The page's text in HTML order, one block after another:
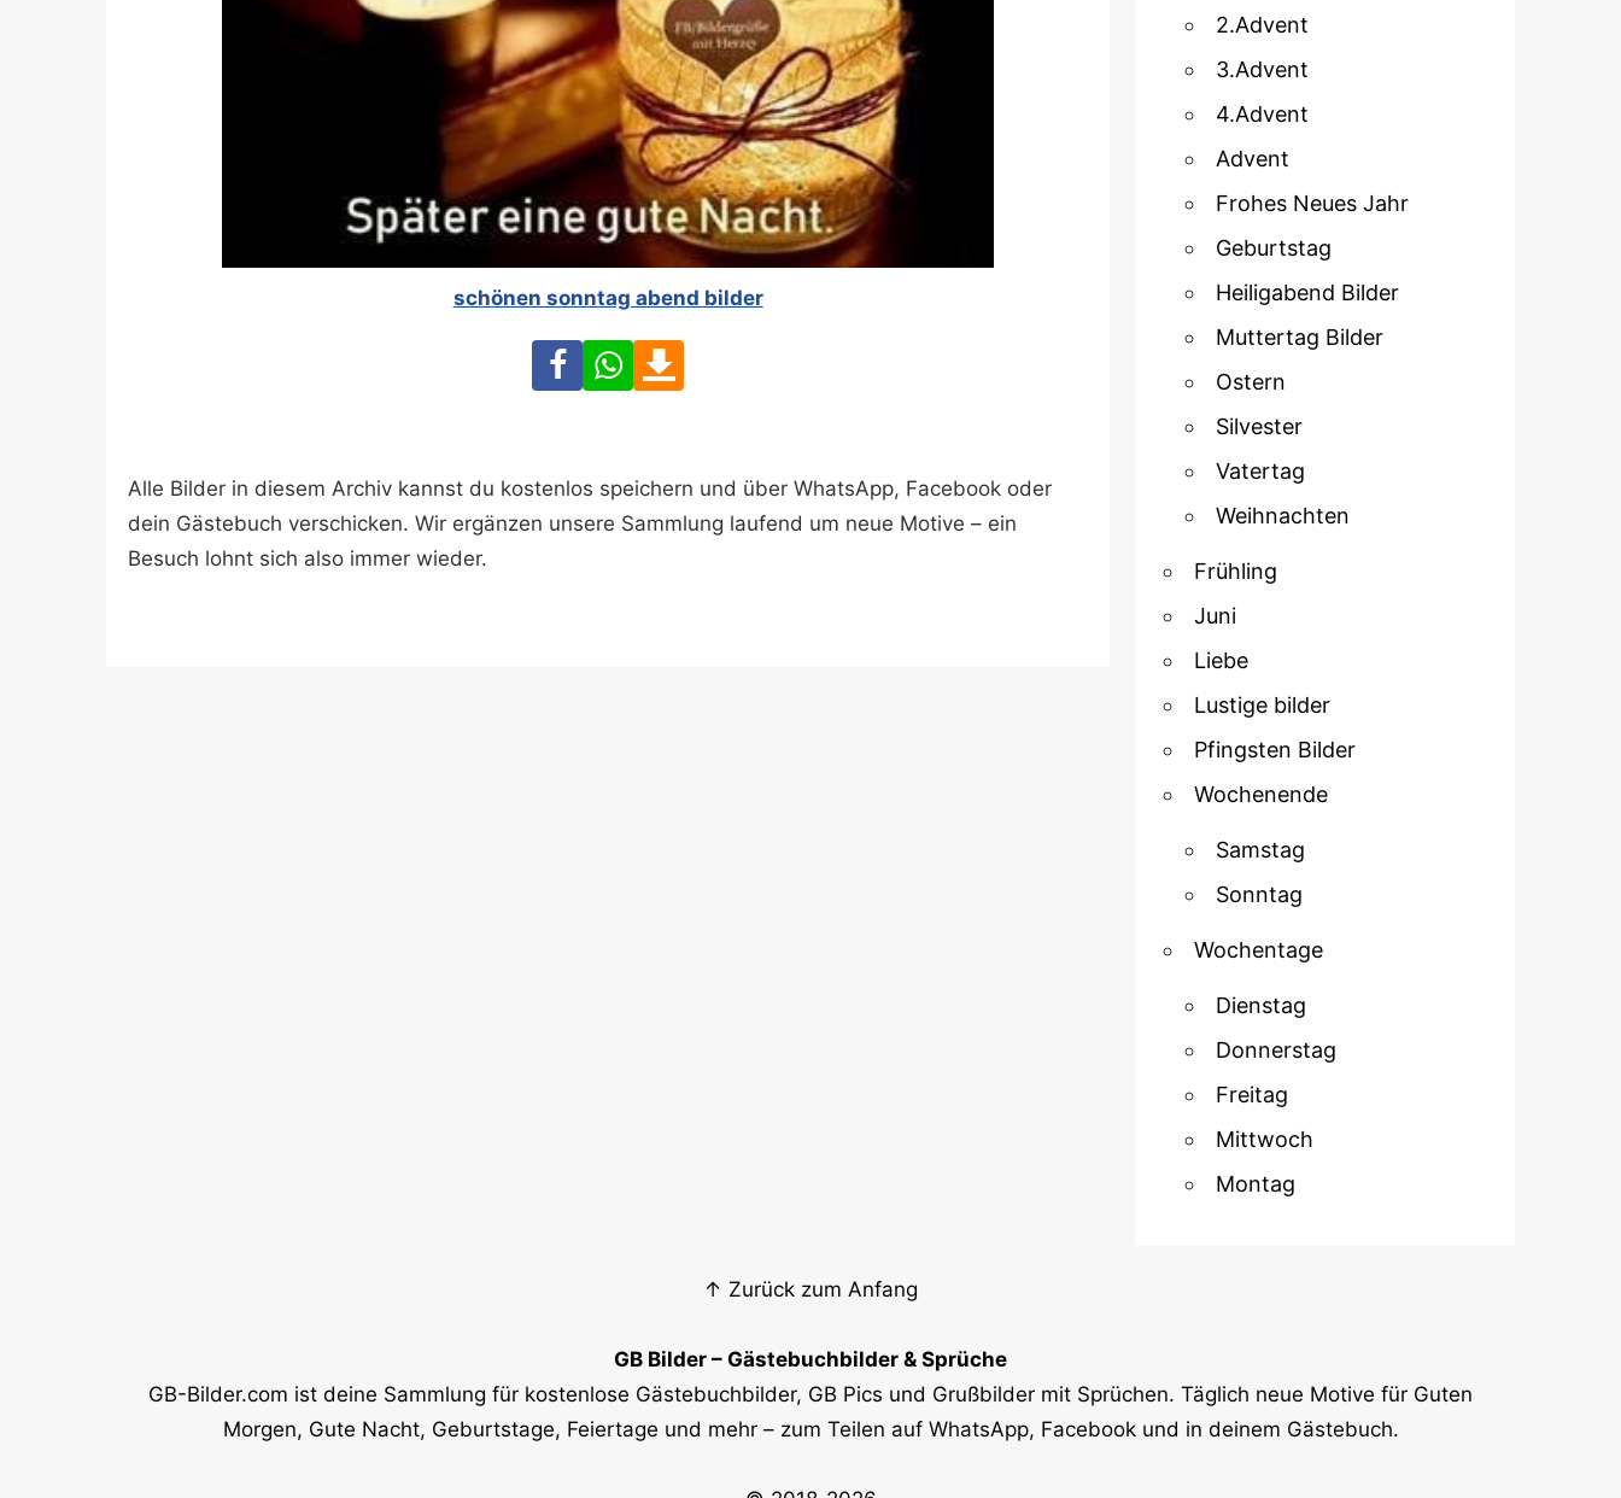
schönen sonntag abend bilder
FacebookWhatsApp
Alle Bilder in diesem Archiv kannst du kostenlos speichern und über WhatsApp, Facebook oder
dein Gästebuch verschicken. Wir ergänzen unsere Sammlung laufend um neue Motive – ein
Besuch lohnt sich also immer wieder.
2.Advent
3.Advent
4.Advent
Advent
Frohes Neues Jahr
Geburtstag
Heiligabend Bilder
Muttertag Bilder
Ostern
Silvester
Vatertag
Weihnachten
Frühling
Juni
Liebe
Lustige bilder
Pfingsten Bilder
Wochenende
Samstag
Sonntag
Wochentage
Dienstag
Donnerstag
Freitag
Mittwoch
Montag
↑ Zurück zum Anfang
GB Bilder – Gästebuchbilder & Sprüche
GB-Bilder.com ist deine Sammlung für kostenlose Gästebuchbilder, GB Pics und Grußbilder mit Sprüchen. Täglich neue Motive für Guten
Morgen, Gute Nacht, Geburtstage, Feiertage und mehr – zum Teilen auf WhatsApp, Facebook und in deinem Gästebuch.